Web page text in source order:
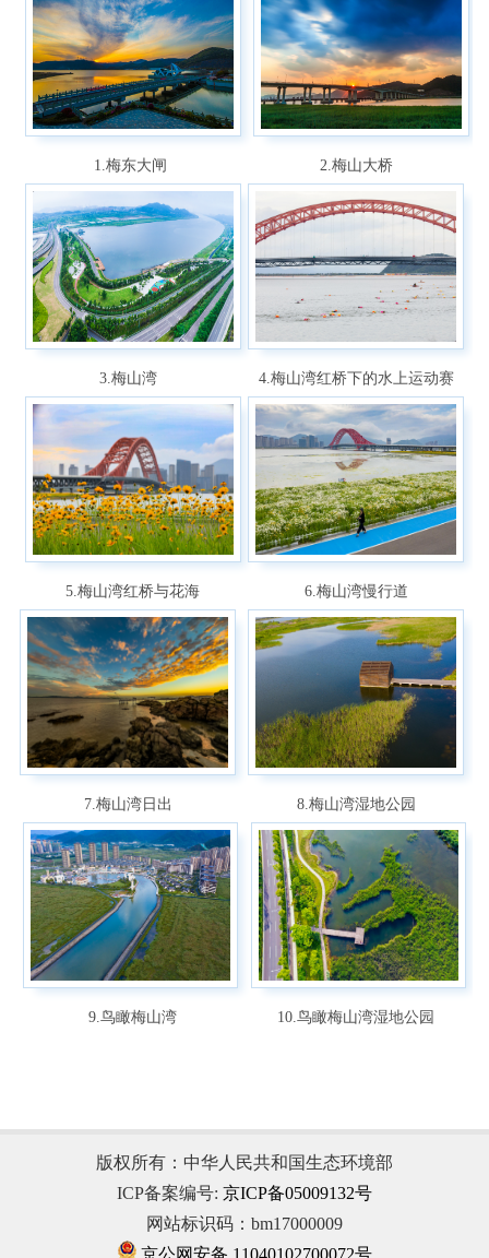
1.梅东大闸 2.梅山大桥
3.梅山湾 4.梅山湾红桥下的水上运动赛
5.梅山湾红桥与花海 6.梅山湾慢行道
7.梅山湾日出 8.梅山湾湿地公园
9.鸟瞰梅山湾 10.鸟瞰梅山湾湿地公园
版权所有：中华人民共和国生态环境部
ICP备案编号: 京ICP备05009132号
网站标识码：bm17000009
京公网安备 11040102700072号